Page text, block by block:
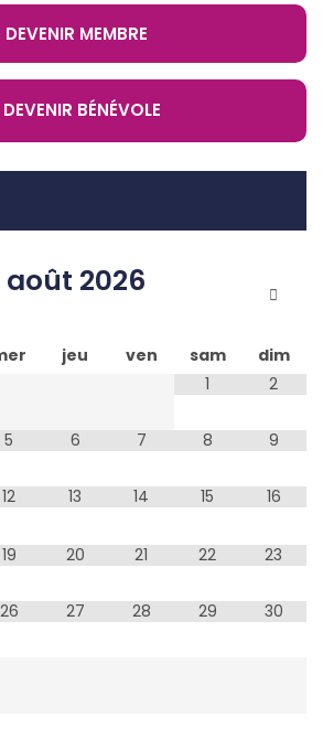
DEVENIR MEMBRE
DEVENIR BÉNÉVOLE
août 2026
jeu ven sam
dim
1
2
5 6 7 8 9
12 13 14 15 16
19 20 21 22 23
26 27 28 29 30